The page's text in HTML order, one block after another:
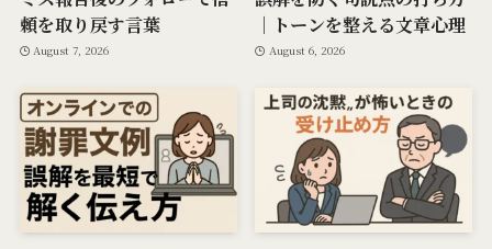
頼を取り戻す言葉
August 7, 2026
｜トーンを整える文章心理
August 6, 2026